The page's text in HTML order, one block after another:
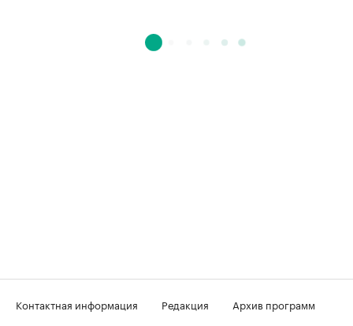
Контактная информация Редакция
Архив программ